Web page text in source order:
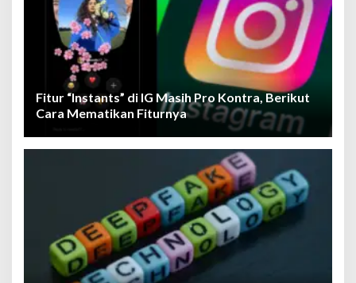
Fitur “Instants” di IG Masih Pro Kontra, Berikut
Cara Mematikan Fiturnya